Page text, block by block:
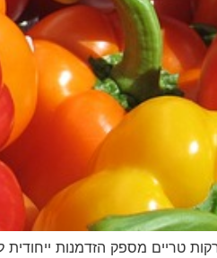
טריים מספק הזדמנות